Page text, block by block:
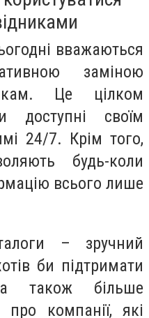
вважаються
заміною
Це цілком
доступні своїм
24/7. Крім того,
будь-коли
всього лише
– зручний
би підтримати
також більше
про компанії, які